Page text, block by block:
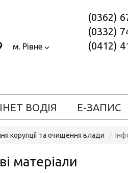
м. Рівне
(0362)
(0332)
(0412)
ВОДІЯ Е-ЗАПИС
корупції та очищення влади
матеріали